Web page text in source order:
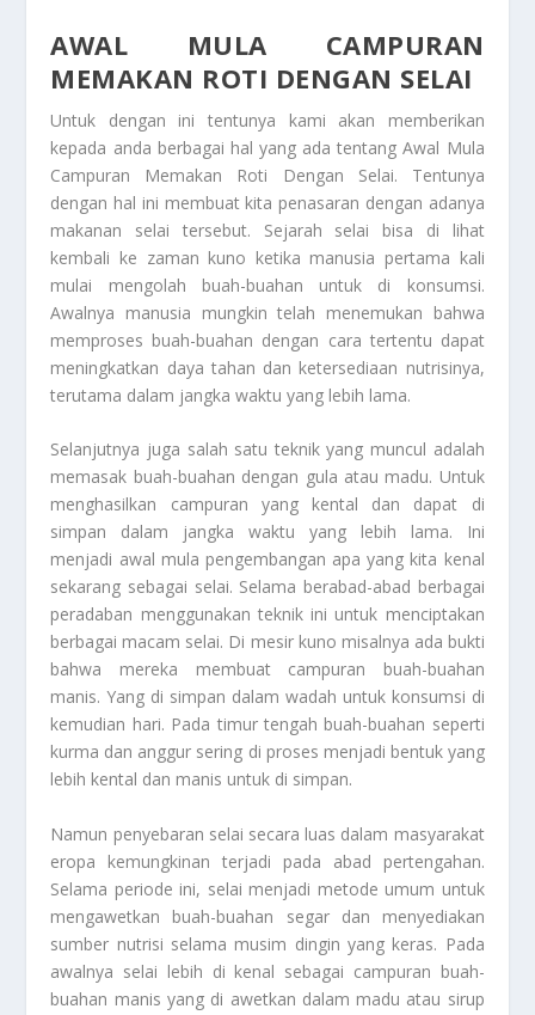
AWAL MULA CAMPURAN
MEMAKAN ROTI DENGAN SELAI
Untuk dengan ini tentunya kami akan memberikan
kepada anda berbagai hal yang ada tentangAwal Mula
Campuran Memakan Roti Dengan Selai. Tentunya
dengan hal ini membuat kita penasaran dengan adanya
makanan selai tersebut. Sejarah selai bisa di lihat
kembali ke zaman kuno ketika manusia pertama kali
mulai mengolah buah-buahan untuk di konsumsi.
Awalnya manusia mungkin telah menemukan bahwa
memproses buah-buahan dengan cara tertentu dapat
meningkatkan daya tahan dan ketersediaan nutrisinya,
terutama dalam jangka waktu yang lebih lama.
Selanjutnya juga salah satu teknik yang muncul adalah
memasak buah-buahan dengan gula atau madu. Untuk
menghasilkan campuran yang kental dan dapat di
simpan dalam jangka waktu yang lebih lama. Ini
menjadi awal mula pengembangan apa yang kita kenal
sekarang sebagai selai. Selama berabad-abad berbagai
peradaban menggunakan teknik ini untuk menciptakan
berbagai macam selai. Di mesir kuno misalnya ada bukti
bahwa mereka membuat campuran buah-buahan
manis. Yang di simpan dalam wadah untuk konsumsi di
kemudian hari. Pada timur tengah buah-buahan seperti
kurma dan anggur sering di proses menjadi bentuk yang
lebih kental dan manis untuk di simpan.
Namun penyebaran selai secara luas dalam masyarakat
eropa kemungkinan terjadi pada abad pertengahan.
Selama periode ini, selai menjadi metode umum untuk
mengawetkan buah-buahan segar dan menyediakan
sumber nutrisi selama musim dingin yang keras. Pada
awalnya selai lebih di kenal sebagai campuran buah-
buahan manis yang di awetkan dalam madu atau sirup